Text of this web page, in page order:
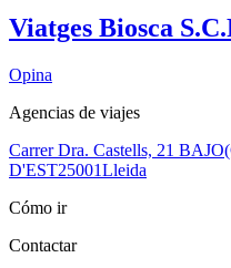
Viatges Biosca
Opina
Agencias de viajes
Carrer Dra. Castells, 21
D'EST25001Lleida
Cómo ir
Contactar